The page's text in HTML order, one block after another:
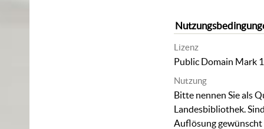
Lizenz
Public Domain Mark
Nutzung
Bitte nennen Sie als
Landesbibliothek.
Auflösung